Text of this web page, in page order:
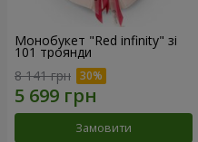
Монобукет "Red infinity" зі
101 троянди
8 141 грн
Замовити